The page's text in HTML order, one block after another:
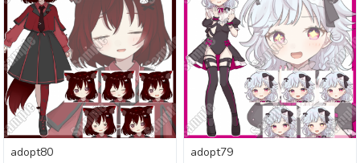
adopt80 adopt79